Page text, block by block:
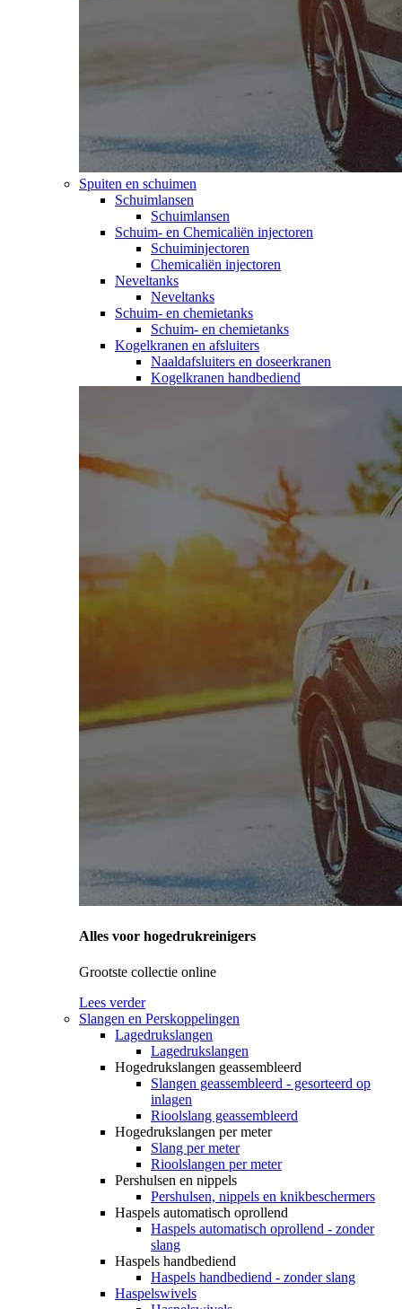
Spuiten en schuimen
Schuimlansen
Schuimlansen
Schuim- en Chemicaliën injectoren
Schuiminjectoren
Chemicaliën injectoren
Neveltanks
Neveltanks
Schuim- en chemietanks
Schuim- en chemietanks
Kogelkranen en afsluiters
Naaldafsluiters en doseerkranen
Kogelkranen handbediend
Alles voor hogedrukreinigers
Grootste collectie online
Lees verder
Slangen en Perskoppelingen
Lagedrukslangen
Lagedrukslangen
Hogedrukslangen geassembleerd
Slangen geassembleerd - gesorteerd op
inlagen
Rioolslang geassembleerd
Hogedrukslangen per meter
Slang per meter
Rioolslangen per meter
Pershulsen en nippels
Pershulsen, nippels en knikbeschermers
Haspels automatisch oprollend
Haspels automatisch oprollend - zonder
slang
Haspels handbediend
Haspels handbediend - zonder slang
Haspelswivels